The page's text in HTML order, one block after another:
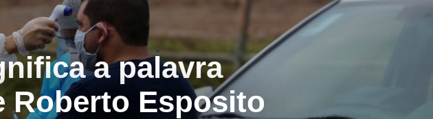
a palavra
Roberto Esposito